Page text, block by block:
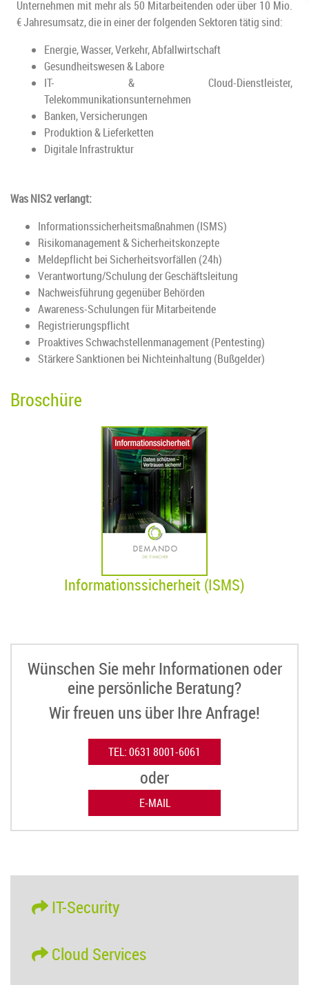
Unternehmen mit mehr als 50 Mitarbeitenden oder über 10 Mio.
€ Jahresumsatz, die in einer der folgenden Sektoren tätig sind:
Energie, Wasser, Verkehr, Abfallwirtschaft
Gesundheitswesen & Labore
IT- & Cloud-Dienstleister,
Telekommunikationsunternehmen
Banken, Versicherungen
Produktion & Lieferketten
Digitale Infrastruktur
Was NIS2 verlangt:
Informationssicherheitsmaßnahmen (ISMS)
Risikomanagement & Sicherheitskonzepte
Meldepflicht bei Sicherheitsvorfällen (24h)
Verantwortung/Schulung der Geschäftsleitung
Nachweisführung gegenüber Behörden
Awareness-Schulungen für Mitarbeitende
Registrierungspflicht
Proaktives Schwachstellenmanagement (Pentesting)
Stärkere Sanktionen bei Nichteinhaltung (Bußgelder)
Broschüre
Informationssicherheit (ISMS)
Wünschen Sie mehr Informationen oder
eine persönliche Beratung?
Wir freuen uns über Ihre Anfrage!
TEL: 0631 8001-6061
oder
E-MAIL
IT-Security
Cloud Services